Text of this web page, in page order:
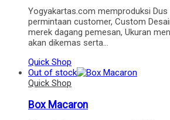
Yogyakartas.com memproduksi Dus
permintaan customer, Custom
merek dagang pemesan, Ukuran
akan dikemas serta…
Quick Shop
Out of stock
Quick Shop
Box Macaron